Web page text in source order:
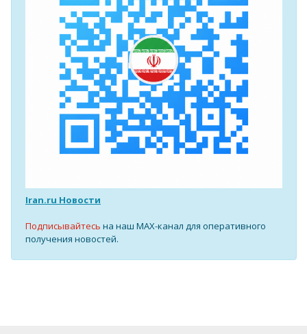
Iran.ru Новости
Подписывайтесь на наш MAX-канал для оперативного
получения новостей.